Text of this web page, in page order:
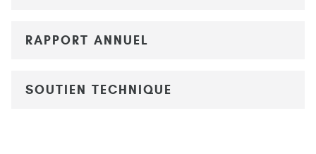
RAPPORT ANNUEL
SOUTIEN TECHNIQUE